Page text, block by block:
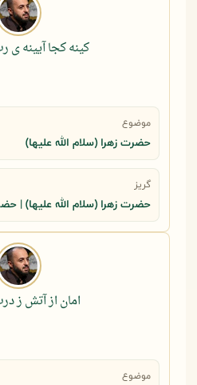
کینه کجا آیینه
موضوع
حضرت زهرا (سلام الله علیها)
گریز
حضرت زهرا (سلام الله علیها) |
امان از آتش ز
موضوع